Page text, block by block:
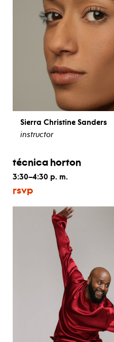
Sierra Christine Sanders
instructor
técnica horton
3:30–4:30 p. m.
rsvp